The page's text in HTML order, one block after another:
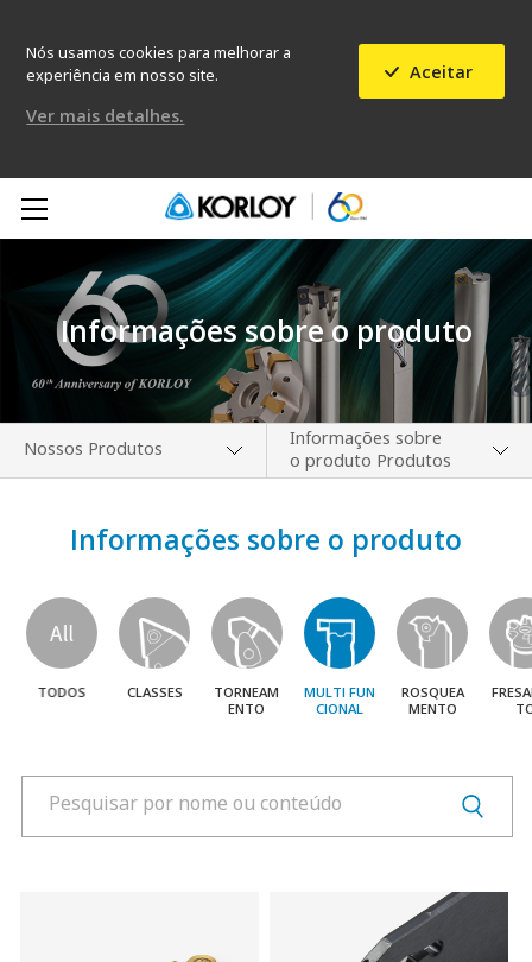
Nós usamos cookies para melhorar a
experiência em nosso site.
Aceitar
Ver mais detalhes.
Informações sobre o produto
Nossos Produtos
Nossa Empresa
Download
Publicações
Informações sobre
o produto Produtos
Notícias de Novos
Produtos
o produto Produtos
Video clipe
Informações sobre o produto
TODOS CLASSES
TORNEAM
ENTO
MULTI FUN
CIONAL
ROSQUEA
MENTO